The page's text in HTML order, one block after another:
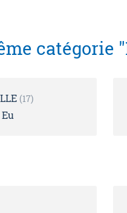
catégorie
17
Eu